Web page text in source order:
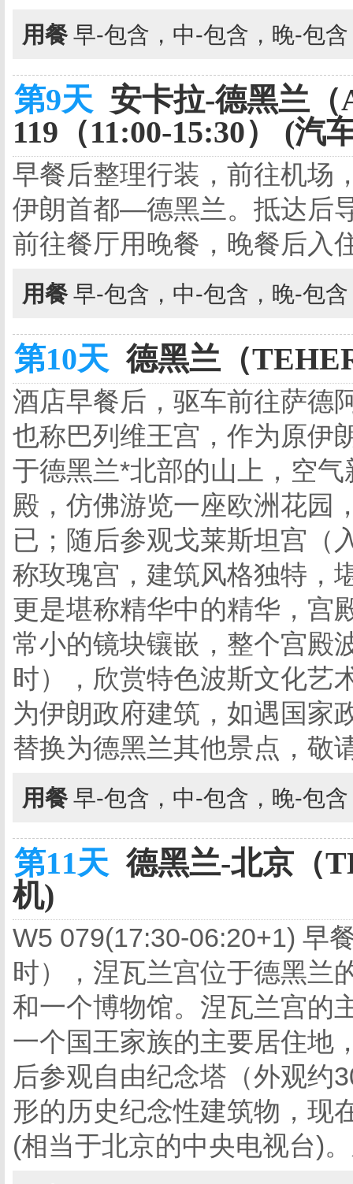
用餐 早-包含，中-包含，晚-包
第9天 安卡拉-德黑兰
119（11:00-15:30） (汽
早餐后整理行装，前往机场
伊朗首都—德黑兰。抵达后
前往餐厅用晚餐，晚餐后入
用餐 早-包含，中-包含，晚-包
第10天 德黑兰（
酒店早餐后，驱车前往萨德
也称巴列维王宫，作为原伊
于德黑兰*北部的山上，空
殿，仿佛游览一座欧洲花园
已；随后参观戈莱斯坦宫（
称玫瑰宫，建筑风格独特，
更是堪称精华中的精华，宫
常小的镜块镶嵌，整个宫殿
时），欣赏特色波斯文化艺
为伊朗政府建筑，如遇国家
替换为德黑兰其他景点，敬
用餐 早-包含，中-包含，晚-包
第11天 德黑兰-北京（
机)
W5 079(17:30-06:20+1) 早
时），涅瓦兰宫位于德黑兰
和一个博物馆。涅瓦兰宫的
一个国王家族的主要居住地
后参观自由纪念塔（外观约
形的历史纪念性建筑物，现
(相当于北京的中央电视台)